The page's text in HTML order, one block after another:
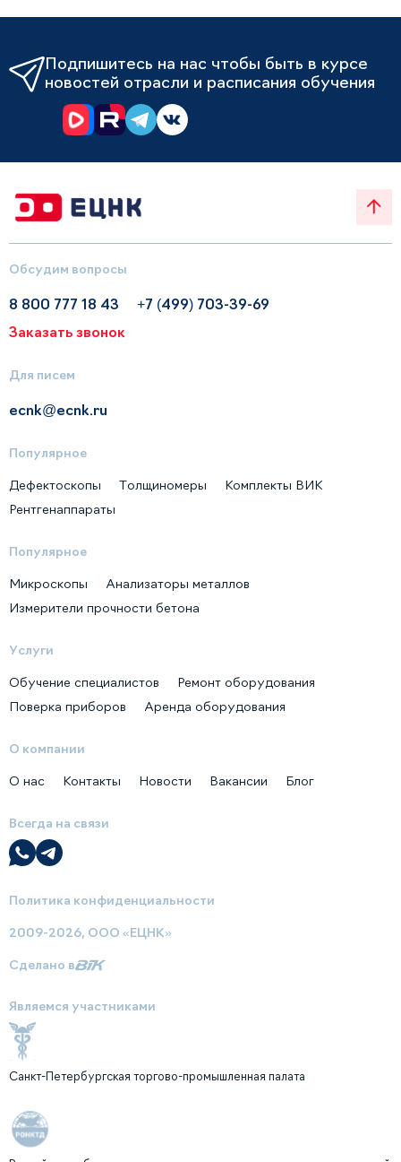
Подпишитесь на нас чтобы быть в курсе
новостей отрасли и расписания обучения
Обсудим вопросы
8 800 777 18 43
+7 (499) 703-39-69
Заказать звонок
Для писем
ecnk@ecnk.ru
Популярное
Дефектоскопы Толщиномеры
Комплекты ВИК
Рентгенаппараты
Популярное
Микроскопы
Анализаторы металлов
Измерители прочности бетона
Услуги
Обучение специалистов
Ремонт оборудования
Поверка приборов
Аренда оборудования
О компании
О нас Контакты Новости Вакансии Блог
Всегда на связи
Политика конфиденциальности
2009-2026, ООО «ЕЦНК»
Сделано в
Являемся участниками
Санкт-Петербургская торгово-промышленная палата